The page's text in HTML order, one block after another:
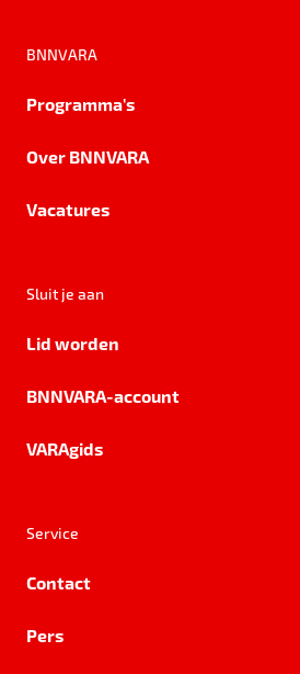
BNNVARA
Programma's
Over BNNVARA
Vacatures
Sluit je aan
Lid worden
BNNVARA-account
VARAgids
Service
Contact
Pers